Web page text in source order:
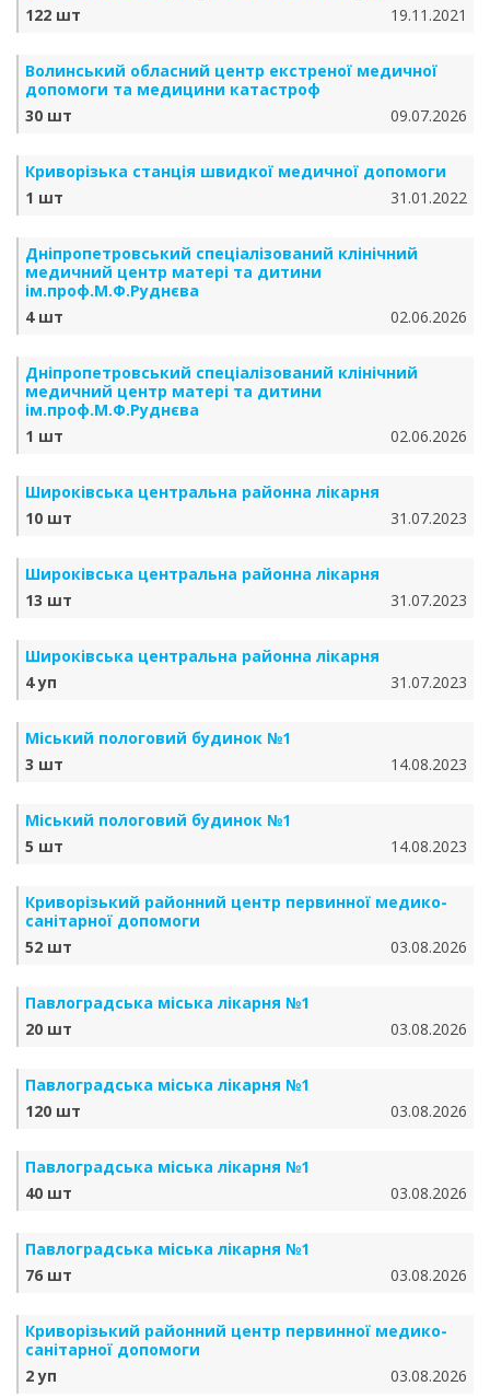
122 шт
19.11.2021
Волинський обласний центр екстреної медичної
допомоги та медицини катастроф
30 шт
09.07.2026
Криворізька станція швидкої медичної допомоги
1 шт
31.01.2022
Дніпропетровський спеціалізований клінічний
медичний центр матері та дитини
ім.проф.М.Ф.Руднєва
4 шт
02.06.2026
Дніпропетровський спеціалізований клінічний
медичний центр матері та дитини
ім.проф.М.Ф.Руднєва
1 шт
02.06.2026
Широківська центральна районна лікарня
10 шт
31.07.2023
Широківська центральна районна лікарня
13 шт
31.07.2023
Широківська центральна районна лікарня
4 уп
31.07.2023
Міський пологовий будинок №1
3 шт
14.08.2023
Міський пологовий будинок №1
5 шт
14.08.2023
Криворізький районний центр первинної медико-
санітарної допомоги
52 шт
03.08.2026
Павлоградська міська лікарня №1
20 шт
03.08.2026
Павлоградська міська лікарня №1
120 шт
03.08.2026
Павлоградська міська лікарня №1
40 шт
03.08.2026
Павлоградська міська лікарня №1
76 шт
03.08.2026
Криворізький районний центр первинної медико-
санітарної допомоги
2 уп
03.08.2026